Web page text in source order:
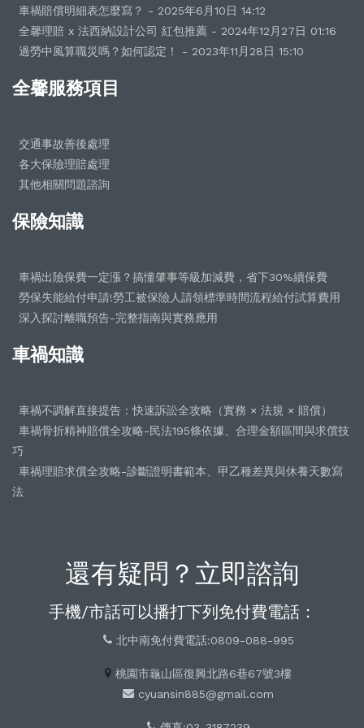
車禍賠償明細表怎麼寫？ - 2025年6月10日 14:12
全馨理賠 x 法西納設計公司 紅包推薦 - 2024年12月27日 01:16
過勞中風算職災嗎？如何認定！ - 2023年11月28日 15:10
全馨服務項目
交通事故善後處理
各大保險理賠處理
其他相關問題諮詢
保險知識
車禍出險保費一定漲？搞懂肇事等級加減費，省下30%續保費
勞保失能給付申請!勞工被保險人請領標準時間流程給付試算費用
深入探討離職預告-完整指南與實務應用
車禍知識
車禍不調解直接提告：快速訴訟全攻略（實務 × 法規 × 賠償）
車禍骨折精神賠償全攻略-民法195條依據、合理金額區間與求償技
巧
車禍理賠求償全攻略-診斷證明書範本、甲乙種差異與休養天數寫
法
還有疑問？立即諮詢
手機/市話可以播打下列免付費電話：
北中南免付費電話:0809-088-995
桃園市龜山區復興北路6巷67號3樓
cyuansin885@gmail.com